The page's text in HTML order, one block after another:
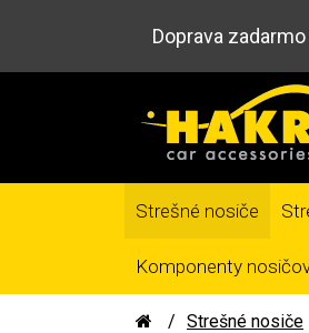
Doprava
Strešné nosiče
Komponenty
Strešné nosiče